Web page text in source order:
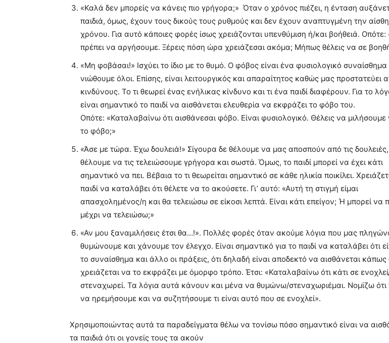
«Καλά δεν μπορείς να κάνεις πιο γρήγορα;» Όταν ο χρόνος πιέζει, η ένταση
παιδιά, όμως, έχουν τους δικούς τους ρυθμούς και δεν έχουν αναπτυγμένη την
χρόνου. Για αυτό κάποιες φορές ίσως χρειάζονται υπενθύμιση ή/και βοήθειά. Οπότε:
πρέπει να αργήσουμε. Ξέρεις πόση ώρα χρειάζεσαι ακόμα; Μήπως θέλεις να σε
«Μη φοβάσαι!» Ισχύει το ίδιο με το θυμό. Ο φόβος είναι ένα φυσιολογικό
νιώθουμε όλοι. Επίσης, είναι λειτουργικός και απαραίτητος καθώς μας προστατεύει
κινδύνους. Το τι θεωρεί ένας ενήλικας κίνδυνο και τι ένα παιδί διαφέρουν. Για το
είναι σημαντικό το παιδί να αισθάνεται ελευθερία να εκφράζει το φόβο του.
Οπότε: «Καταλαβαίνω ότι αισθάνεσαι φόβο. Είναι φυσιολογικό. Θέλεις να μιλήσουμε
το φόβο;»
«Άσε με τώρα. Έχω δουλειά!» Σίγουρα δε θέλουμε να μας αποσπούν από τις δουλειές,
θέλουμε να τις τελειώσουμε γρήγορα και σωστά. Όμως, το παιδί μπορεί να έχει κάτι
σημαντικό να πει. Βέβαια το τι θεωρείται σημαντικό σε κάθε ηλικία ποικίλει.
παιδί να καταλάβει ότι θέλετε να το ακούσετε. Γι’ αυτό: «Αυτή τη στιγμή είμαι
απασχολημένος/η και θα τελειώσω σε είκοσι λεπτά. Είναι κάτι επείγον; Ή μπορεί να
μέχρι να τελειώσω;»
«Αν μου ξαναμιλήσεις έτσι θα…!». Πολλές φορές όταν ακούμε λόγια που μας
θυμώνουμε και χάνουμε τον έλεγχο. Είναι σημαντικό για το παιδί να καταλάβει ότι
το συναίσθημα και άλλο οι πράξεις, ότι δηλαδή είναι αποδεκτό να αισθάνεται
χρειάζεται να το εκφράζει με όμορφο τρόπο. Έτσι: «Καταλαβαίνω ότι κάτι σε
στεναχωρεί. Τα λόγια αυτά κάνουν και μένα να θυμώνω/στεναχωριέμαι. Νομίζω ότι
να ηρεμήσουμε και να συζητήσουμε τι είναι αυτό που σε ενοχλεί».
Χρησιμοποιώντας αυτά τα παραδείγματα θέλω να τονίσω πόσο σημαντικό είναι να
τα παιδιά ότι οι γονείς τους τα ακούν